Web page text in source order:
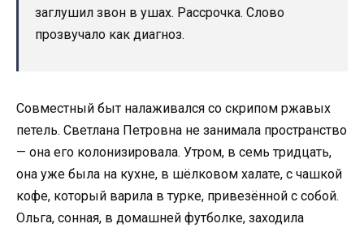
заглушил звон в ушах. Рассрочка. Слово
прозвучало как диагноз.
Совместный быт налаживался со скрипом ржавых
петель. Светлана Петровна не занимала пространство
— она его колонизировала. Утром, в семь тридцать,
она уже была на кухне, в шёлковом халате, с чашкой
кофе, который варила в турке, привезённой с собой.
Ольга, сонная, в домашней футболке, заходила